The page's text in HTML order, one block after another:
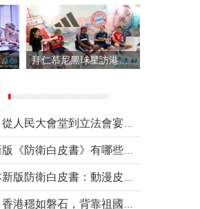
批銀色債券 每手1萬元保底息4.25厘 拜仁慕尼黑球星訪港 與球迷近距離互動